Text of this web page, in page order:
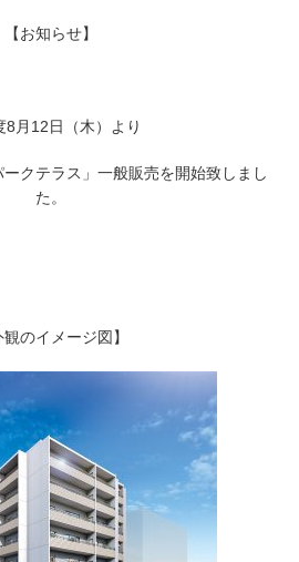
【お知らせ】
8月12日（木）より
ークテラス」一般販売を開始致しまし
た。
観のイメージ図】